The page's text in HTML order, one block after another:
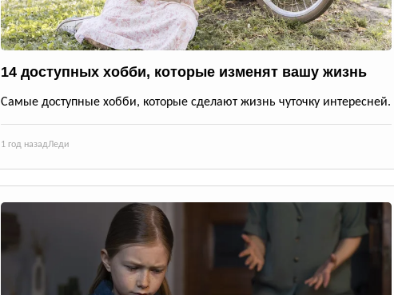
14 доступных хобби, которые изменят вашу жизнь
Самые доступные хобби, которые сделают жизнь чуточку интересней.
1 год назадЛеди